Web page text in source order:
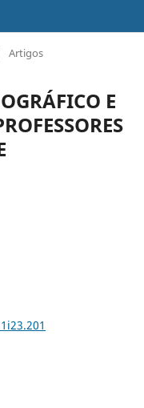
Artigos
E